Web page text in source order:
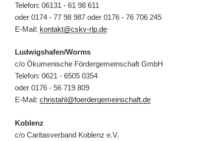
Telefon: 06131 - 61 98 611
oder 0174 - 77 98 987 oder 0176 - 76 706 245
E-Mail: kontakt@cskv-rlp.de
Ludwigshafen/Worms
c/o Ökumenische Fördergemeinschaft GmbH
Telefon: 0621 - 6505 0354
oder 0176 - 56 719 809
E-Mail: christahl@foerdergemeinschaft.de
Koblenz
c/o Caritasverband Koblenz e.V.